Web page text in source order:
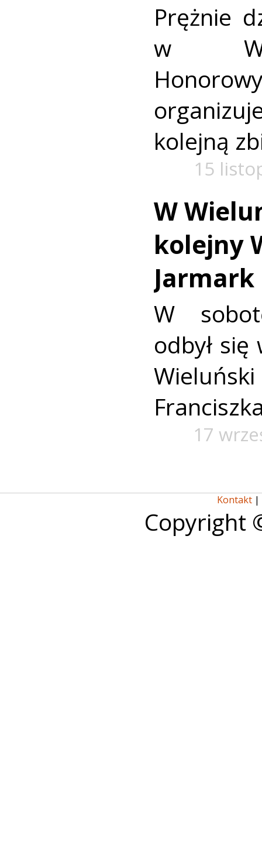
Prężnie
w
kolejną
15
W
kolejny
W
odbył
17
Kontakt |
Copyright